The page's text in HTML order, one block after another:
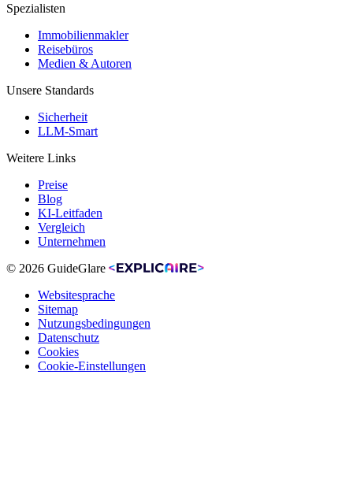
Spezialisten
Immobilienmakler
Reisebüros
Medien & Autoren
Unsere Standards
Sicherheit
LLM-Smart
Weitere Links
Preise
Blog
KI-Leitfaden
Vergleich
Unternehmen
© 2026 GuideGlare
Websitesprache
Sitemap
Nutzungsbedingungen
Datenschutz
Cookies
Cookie-Einstellungen